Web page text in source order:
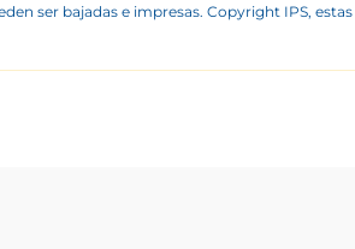
ser bajadas e impresas. Copyright IPS,